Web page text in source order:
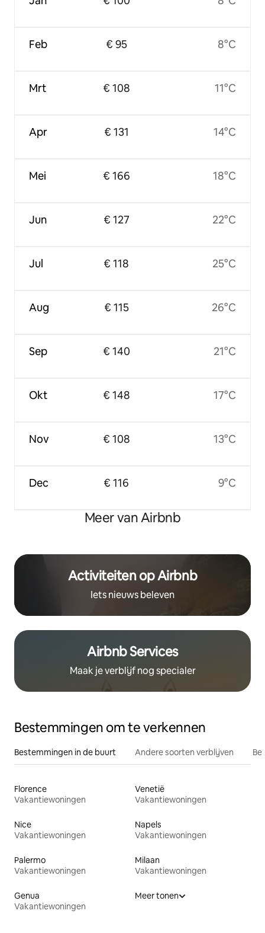
Feb
Mrt
Apr
Mei
Jun
Jul
Aug
Sep
Okt
Nov
Dec
€ 95
€ 108
€ 131
€ 166
€ 127
€ 118
€ 115
€ 140
€ 148
€ 108
€ 116
8°C
11°C
14°C
18°C
22°C
25°C
26°C
21°C
17°C
13°C
9°C
Meer van Airbnb
Activiteiten op Airbnb
Iets nieuws beleven
Airbnb Services
Maak je verblijf nog specialer
Bestemmingen om te verkennen
Bestemmingen in de buurt Andere soorten verblijven
Florence
Vakantiewoningen
Venetië
Vakantiewoningen
Nice
Vakantiewoningen
Napels
Vakantiewoningen
Palermo
Vakantiewoningen
Milaan
Vakantiewoningen
Genua
Vakantiewoningen
Meer tonen